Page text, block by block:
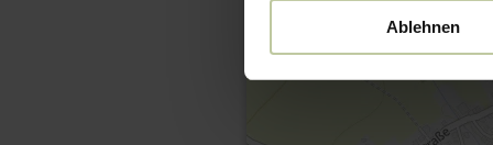
Ablehnen